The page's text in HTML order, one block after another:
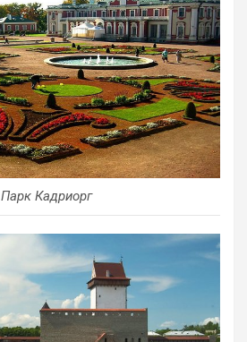
Парк Кадриорг